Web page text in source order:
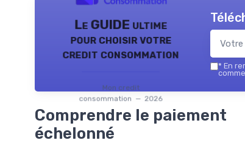
Le GUIDE ultime
pour choisir votre
credit consommation
Mon credit
consommation — 2026
* En
Comprendre le paiement
échelonné